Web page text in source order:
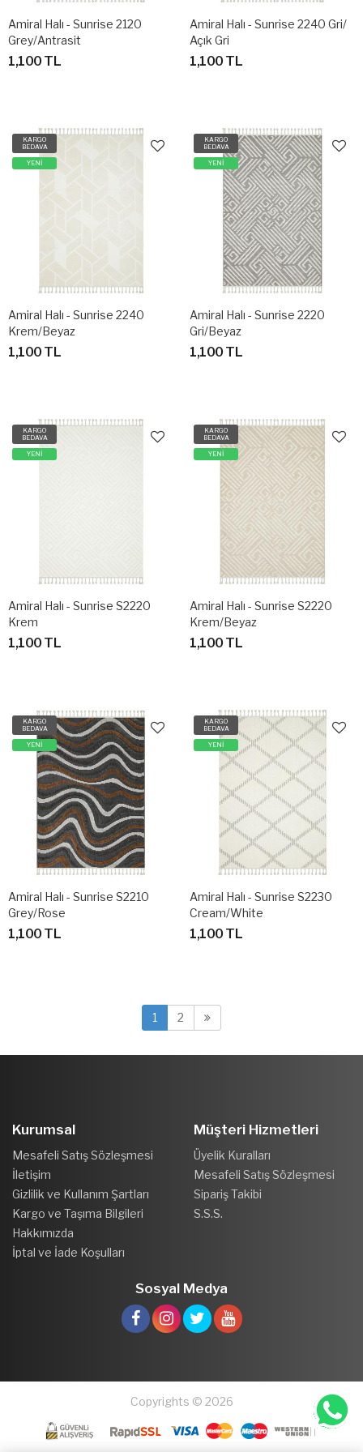
Amiral Halı - Sunrise 2120
Grey/Antrasit
1,100 TL
Amiral Halı - Sunrise 2240 Gri/
Açık Gri
1,100 TL
KARGO
BEDAVA
YENİ
Amiral Halı - Sunrise 2240
Krem/Beyaz
1,100 TL
KARGO
BEDAVA
YENİ
Amiral Halı - Sunrise 2220
Gri/Beyaz
1,100 TL
KARGO
BEDAVA
YENİ
Amiral Halı - Sunrise S2220
Krem
1,100 TL
KARGO
BEDAVA
YENİ
Amiral Halı - Sunrise S2220
Krem/Beyaz
1,100 TL
KARGO
BEDAVA
YENİ
Amiral Halı - Sunrise S2210
Grey/Rose
1,100 TL
KARGO
BEDAVA
YENİ
Amiral Halı - Sunrise S2230
Cream/White
1,100 TL
1 2
Kurumsal
Mesafeli Satış Sözleşmesi
İletişim
Gizlilik ve Kullanım Şartları
Kargo ve Taşıma Bilgileri
Hakkımızda
İptal ve İade Koşulları
Müşteri Hizmetleri
Üyelik Kuralları
Mesafeli Satış Sözleşmesi
Sipariş Takibi
S.S.S.
Sosyal Medya
Copyrights © 2026